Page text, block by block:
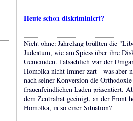
Heute schon diskriminiert?
Nicht ohne: Jahrelang brüllten die
Judentum, wie am Spiess über ihre
Gemeinden. Tatsächlich war der
Homolka nicht immer zart - was aber
nach seiner Konversion die
frauenfeindlichen Laden präsentiert.
dem Zentralrat geeinigt, an der Front
Homolka, in so einer Situation?